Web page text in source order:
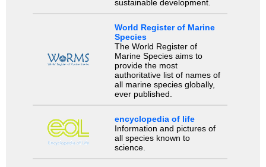
sustainable development.
World Register of Marine
Species
The World Register of
Marine Species aims to
provide the most
authoritative list of names of
all marine species globally,
ever published.
encyclopedia of life
Information and pictures of
all species known to
science.